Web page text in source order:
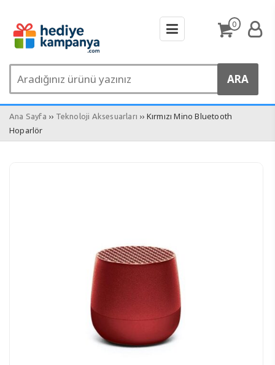
0
Ana Sayfa ›› Teknoloji Aksesuarları ›› Kırmızı Mino Bluetooth
Hoparlör